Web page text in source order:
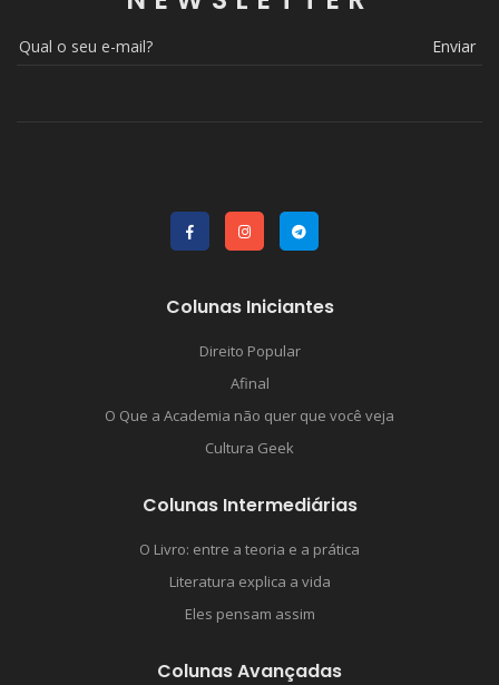
Enviar
Colunas Iniciantes
Direito Popular
Afinal
O Que a Academia não quer que você veja
Cultura Geek
Colunas Intermediárias
O Livro: entre a teoria e a prática
Literatura explica a vida
Eles pensam assim
Colunas Avançadas